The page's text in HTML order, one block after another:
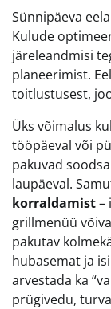
Sünnipäeva
Kulude
järeleandmisi
planeerimist.
toitlustusest,
Üks võimalus
tööpäeval või
pakuvad
laupäeval.
korraldamist–
grillmenüü
pakutav
hubasemat ja
arvestada ka
prügivedu,